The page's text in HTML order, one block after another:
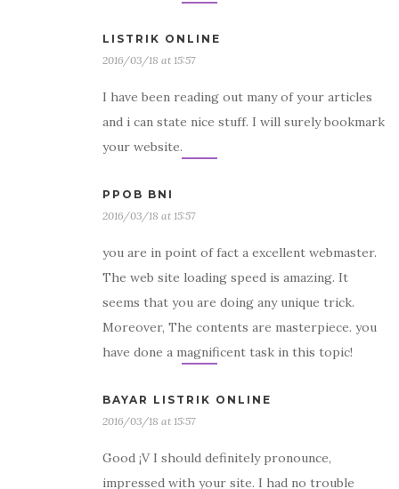
LISTRIK ONLINE
2016/03/18 at 15:57
I have been reading out many of your articles
and i can state nice stuff. I will surely bookmark
your website.
PPOB BNI
2016/03/18 at 15:57
you are in point of fact a excellent webmaster.
The web site loading speed is amazing. It
seems that you are doing any unique trick.
Moreover, The contents are masterpiece. you
have done a magnificent task in this topic!
BAYAR LISTRIK ONLINE
2016/03/18 at 15:57
Good ¡V I should definitely pronounce,
impressed with your site. I had no trouble